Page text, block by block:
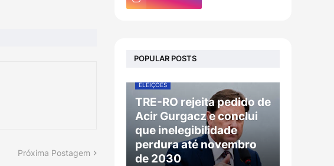
Próxima Postagem
POPULAR POSTS
ELEIÇÕES
TRE-RO rejeita pedido de
Acir Gurgacz e conclui
que inelegibilidade
perdura até novembro
de 2030